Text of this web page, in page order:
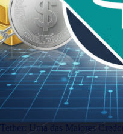
Tether: Uma das Maiores